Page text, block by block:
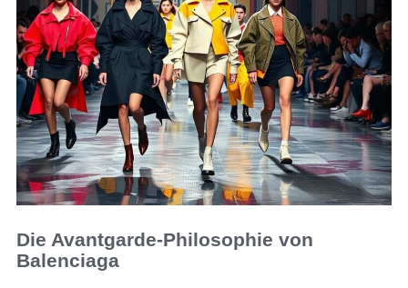
Die Avantgarde-Philosophie von
Balenciaga